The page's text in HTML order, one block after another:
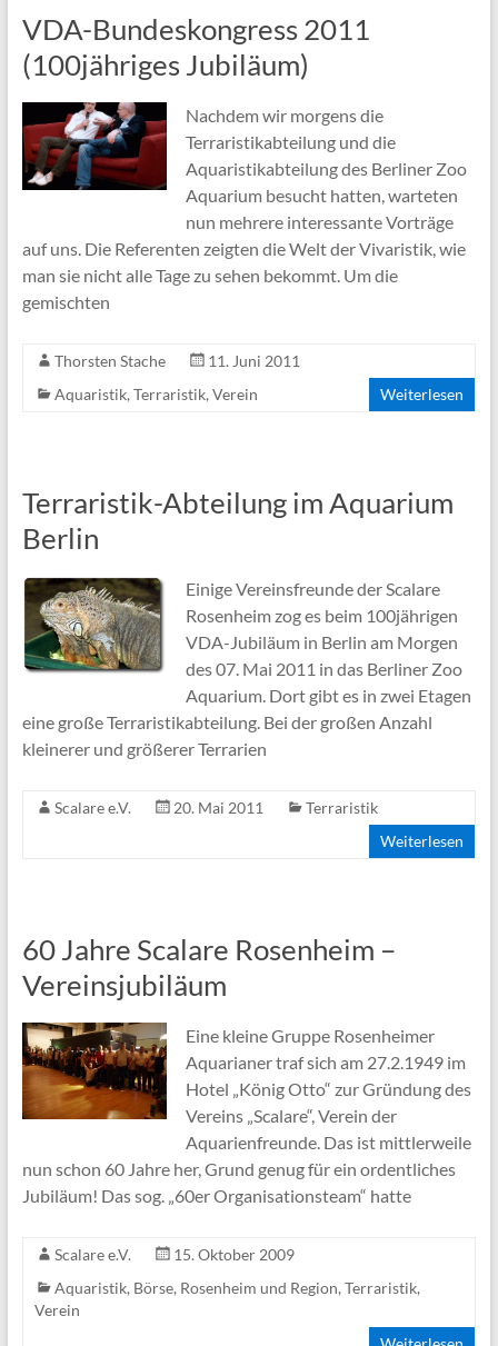
VDA-Bundeskongress 2011
(100jähriges Jubiläum)
Nachdem wir morgens die
Terraristikabteilung und die
Aquaristikabteilung des Berliner Zoo
Aquarium besucht hatten, warteten
nun mehrere interessante Vorträge
auf uns. Die Referenten zeigten die Welt der Vivaristik, wie
man sie nicht alle Tage zu sehen bekommt. Um die
gemischten
Thorsten Stache
11. Juni 2011
Aquaristik, Terraristik, Verein Weiterlesen
Terraristik-Abteilung im Aquarium
Berlin
Einige Vereinsfreunde der Scalare
Rosenheim zog es beim 100jährigen
VDA-Jubiläum in Berlin am Morgen
des 07. Mai 2011 in das Berliner Zoo
Aquarium. Dort gibt es in zwei Etagen
eine große Terraristikabteilung. Bei der großen Anzahl
kleinerer und größerer Terrarien
Scalare e.V. 20. Mai 2011
Terraristik
Weiterlesen
60 Jahre Scalare Rosenheim –
Vereinsjubiläum
Eine kleine Gruppe Rosenheimer
Aquarianer traf sich am 27.2.1949 im
Hotel „König Otto“ zur Gründung des
Vereins „Scalare“, Verein der
Aquarienfreunde. Das ist mittlerweile
nun schon 60 Jahre her, Grund genug für ein ordentliches
Jubiläum! Das sog. „60er Organisationsteam“ hatte
Scalare e.V.
15. Oktober 2009
Aquaristik, Börse, Rosenheim und Region, Terraristik,
Verein